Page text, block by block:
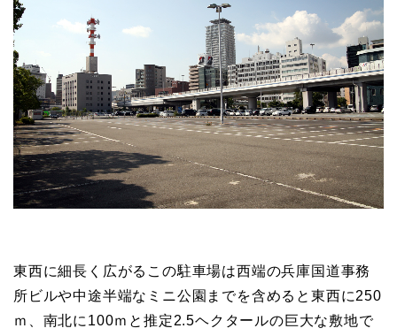
東西に細長く広がるこの駐車場は西端の兵庫国道事務
所ビルや中途半端なミニ公園までを含めると東西に250
ｍ、南北に100ｍと推定2.5ヘクタールの巨大な敷地で